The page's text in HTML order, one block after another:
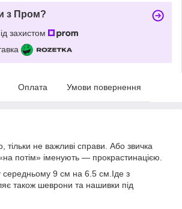
з Пром?
захистом
Оплата Умови повернення
тільки не важливі справи. Або звичка
потім» іменують — прокрастинацією.
9 см на 6.5 см.Іде з
також шеврони та нашивки під